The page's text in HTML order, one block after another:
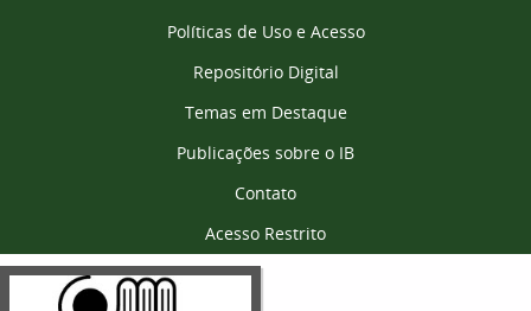
Políticas de Uso e Acesso
Repositório Digital
Temas em Destaque
Publicações sobre o IB
Contato
Acesso Restrito